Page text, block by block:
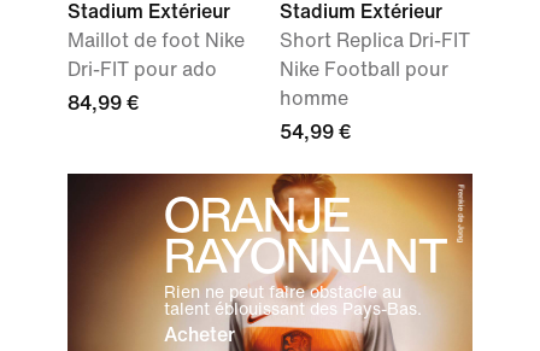
Stadium Extérieur
Maillot de foot Nike
Dri-FIT pour ado
84,99 €
Stadium Extérieur
Short Replica Dri-FIT
Nike Football pour
homme
54,99 €
ORANJE
RAYONNANT
Rien ne peut faire obstacle au
talent éblouissant des Pays-Bas.
Acheter